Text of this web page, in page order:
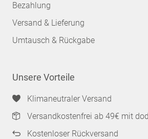
Bezahlung
Versand & Lieferung
Umtausch & Rückgabe
Unsere Vorteile
Klimaneutraler Versand
Versandkostenfrei ab 49€ mit
Kostenloser Rückversand